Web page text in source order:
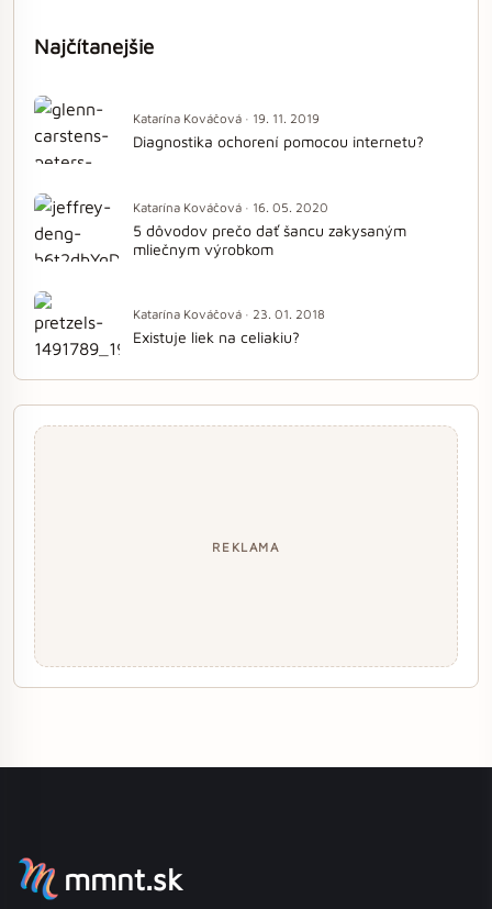
Najčítanejšie
Katarína Kováčová · 19. 11. 2019
Diagnostika ochorení pomocou internetu?
Katarína Kováčová · 16. 05. 2020
5 dôvodov prečo dať šancu zakysaným
mliečnym výrobkom
Katarína Kováčová · 23. 01. 2018
Existuje liek na celiakiu?
REKLAMA
mmnt.sk